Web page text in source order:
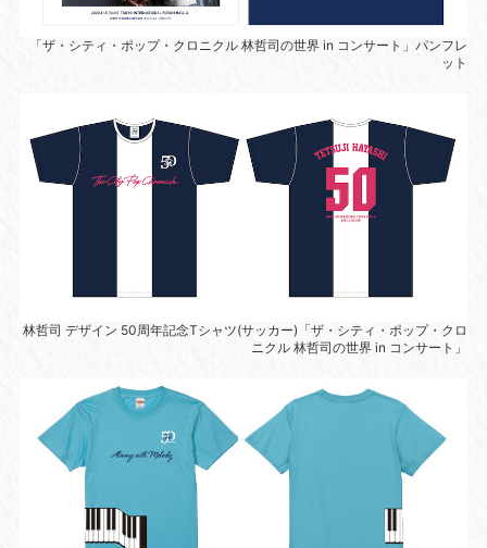
「ザ・シティ・ポップ・クロニクル 林哲司の世界 in コンサート」パンフレ
ット
林哲司 デザイン 50周年記念Tシャツ(サッカー)「ザ・シティ・ポップ・クロ
ニクル 林哲司の世界 in コンサート」